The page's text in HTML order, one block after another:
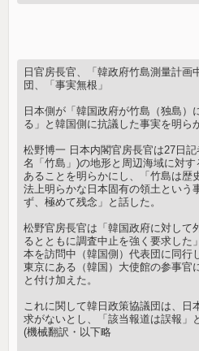
日官房長官、「韓政府竹島測量計
団、「事実無根」
日本側が「韓国政府が竹島（独島）
る」と韓国側に抗議した事実を明ら
松野博一 日本内閣官房長官は27日
名「竹島」)の地形と周辺海域に対
あることを明らかにし、「竹島は歴
法上明らかな日本固有の領土という
ず、極めて残念」と話した。
松野官房長官は「韓国政府に対して
るとともに調査中止を強く要求した
本を訪問中（韓国側）代表団に同行
東京にある（韓国）大使館の参事官
と付け加えた。
これに関して韓日政策協議団は、日
求がないとし、「該当報道は誤報」
(機械翻訳・以下略